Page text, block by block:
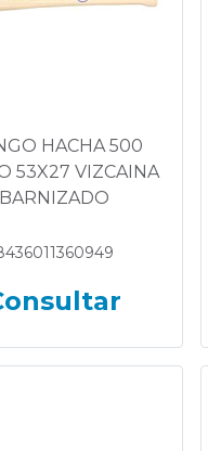
HACHA 500
53X27 VIZCAINA
BARNIZADO